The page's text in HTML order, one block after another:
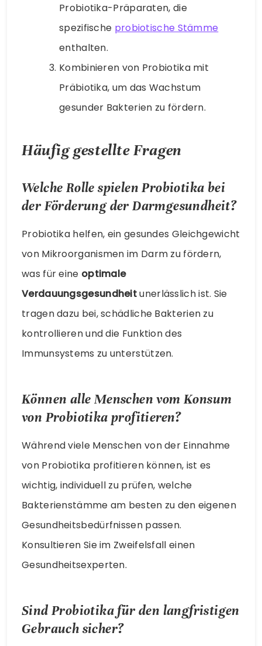
Probiotika-Präparaten, die
spezifische probiotische Stämme
enthalten.
Kombinieren von Probiotika mit
Präbiotika, um das Wachstum
gesunder Bakterien zu fördern.
Häufig gestellte Fragen
Welche Rolle spielen Probiotika bei
der Förderung der Darmgesundheit?
Probiotika helfen, ein gesundes Gleichgewicht
von Mikroorganismen im Darm zu fördern,
was für eine optimale
Verdauungsgesundheitunerlässlich ist. Sie
tragen dazu bei, schädliche Bakterien zu
kontrollieren und die Funktion des
Immunsystems zu unterstützen.
Können alle Menschen vom Konsum
von Probiotika profitieren?
Während viele Menschen von der Einnahme
von Probiotika profitieren können, ist es
wichtig, individuell zu prüfen, welche
Bakterienstämme am besten zu den eigenen
Gesundheitsbedürfnissen passen.
Konsultieren Sie im Zweifelsfall einen
Gesundheitsexperten.
Sind Probiotika für den langfristigen
Gebrauch sicher?